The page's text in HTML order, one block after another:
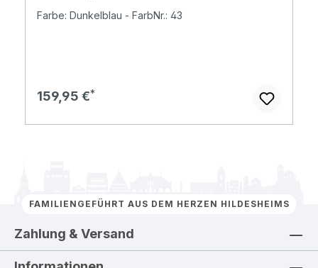
Farbe: Dunkelblau - FarbNr.: 43
Regulärer Preis:
159,95 €
FAMILIENGEFÜHRT AUS DEM HERZEN HILDESHEIMS
Zahlung & Versand